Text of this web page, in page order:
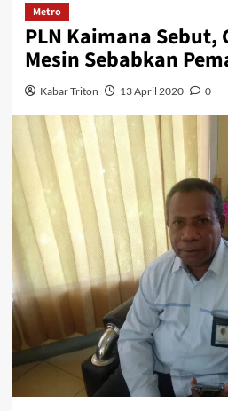
Metro
PLN Kaimana Sebut,
Mesin Sebabkan
Kabar Triton 13 April 2020 0